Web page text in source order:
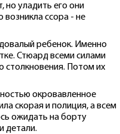
но уладить его они
ссора - не
ребенок. Именно
Стюард всеми силами
столкновения. Потом их
окровавленное
скорая и полиция, а всем
ожидать на борту
детали.